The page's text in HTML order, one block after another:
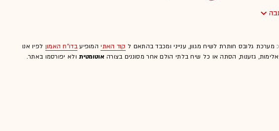
גלובס חותרת לשיח מגוון, ענייני ומכבד בהתאם ל קוד האתיהמופיעבדו"ח האמון לפיו אנו
אלימות, גזענות, הסתה או כל שיח בלתי הולם אחר מסוננים בצורה אוטומטיתולא יפורסמו באתר.